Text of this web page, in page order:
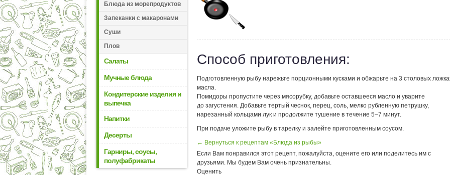
Блюда из морепродуктов
Запеканки с макаронами
Суши
Плов
Салаты
Мучные блюда
Кондитерские изделия и
выпечка
Напитки
Десерты
Гарниры, соусы,
полуфабрикаты
Способ приготовления:
Подготовленную рыбу нарежьте порционными кусками и обжарьте на 3 столовых
масла.
Помидоры пропустите через мясорубку, добавьте оставшееся масло и уварите
до загустения. Добавьте тертый чеснок, перец, соль, мелко рубленную петрушку,
нарезанный кольцами лук и продолжите тушение в течение 5–7 минут.
При подаче уложите рыбу в тарелку и залейте приготовленным соусом.
← Вернуться к рецептам «Блюда из рыбы»
Если Вам понравился этот рецепт, пожалуйста, оцените его или поделитесь им с
друзьями. Мы будем Вам очень признательны.
Оценить